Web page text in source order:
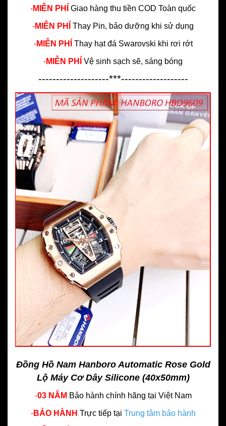
-MIỄN PHÍ Giao hàng thu tiền COD Toàn quốc
-MIỄN PHÍ Thay Pin, bảo dưỡng khi sử dụng
-MIỄN PHÍ Thay hạt đá Swarovski khi rơi rớt
-MIỄN PHÍ Vệ sinh sạch sẽ, sáng bóng
--------------------***-------------------
Đồng Hồ Nam Hanboro Automatic Rose Gold
Lộ Máy Cơ Dây Silicone (40x50mm)
-03 NĂM Bảo hành chính hãng tại Việt Nam
-BẢO HÀNH Trực tiếp tại Trung tâm bảo hành